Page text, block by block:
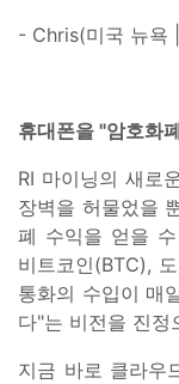
- Chris(미국 뉴욕
휴대폰을 "암호화
RI 마이닝의 새로
장벽을 허물었을
폐 수익을 얻을
비트코인(BTC),
통화의 수입이 매
다"는 비전을 진정
지금 바로 클라우